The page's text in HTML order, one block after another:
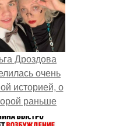
Дроздова
очень
историей, о
раньше
не говорила.